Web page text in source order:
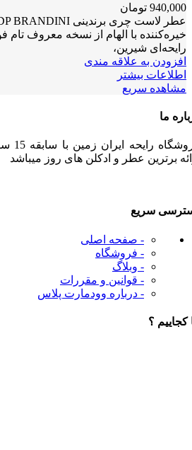
940,000 تومان
خیره‌کننده با الهام از نسخه معروف تام
رایحه‌ای شیرین،
افزودن به علاقه مندی
اطلاعات بیشتر
مشاهده سریع
ما
برترین عطر و ادکلن های روز میباشد
سریع
- صفحه اصلی
- فروشگاه
- وبلاگ
- قوانین و مقررات
- درباره وودمارت پلاس
کجاییم ؟